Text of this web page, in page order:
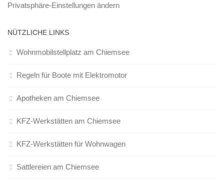
Privatsphäre-Einstellungen ändern
NÜTZLICHE LINKS
Wohnmobilstellplatz am Chiemsee
Regeln für Boote mit Elektromotor
Apotheken am Chiemsee
KFZ-Werkstätten am Chiemsee
KFZ-Werkstätten für Wohnwagen
Sattlereien am Chiemsee